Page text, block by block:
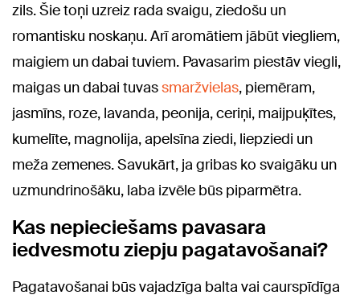
zils. Šie toņi uzreiz rada svaigu, ziedošu un
romantisku noskaņu. Arī aromātiem jābūt viegliem,
maigiem un dabai tuviem. Pavasarim piestāv viegli,
maigas un dabai tuvassmaržvielas, piemēram,
jasmīns, roze, lavanda, peonija, ceriņi, maijpuķītes,
kumelīte, magnolija, apelsīna ziedi, liepziedi un
meža zemenes. Savukārt, ja gribas ko svaigāku un
uzmundrinošāku, laba izvēle būs piparmētra.
Kas nepieciešams pavasara
iedvesmotu ziepju pagatavošanai?
Pagatavošanai būs vajadzīga balta vai caurspīdīga